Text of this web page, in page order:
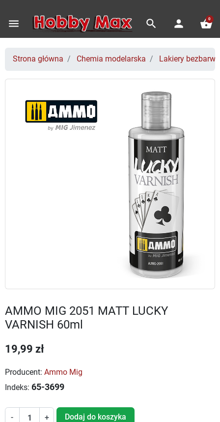
menu search person shopping_basket
0
Strona główna Chemia modelarska Lakiery
AMMO MIG 2051 MATT LUCKY
VARNISH 60ml
19,99 zł
Producent: Ammo Mig
Indeks: 65-3699
- + Dodaj do koszyka